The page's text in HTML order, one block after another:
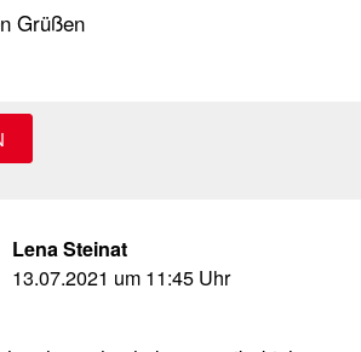
Grüßen
Lena Steinat
13.07.2021 um 11:45 Uhr